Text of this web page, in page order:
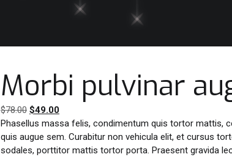
Morbi pulvinar
$78.00 El
precio
original
era:
$49.00El
precio
actual
es:
Phasellus massa felis, condimentum quis tortor mattis,
quis augue sem. Curabitur non vehicula elit, et cursus
sodales, porttitor mattis tortor porta. Praesent gravida